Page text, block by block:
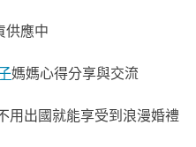
供應中
媽媽心得分享與交流
用出國就能享受到浪漫婚禮